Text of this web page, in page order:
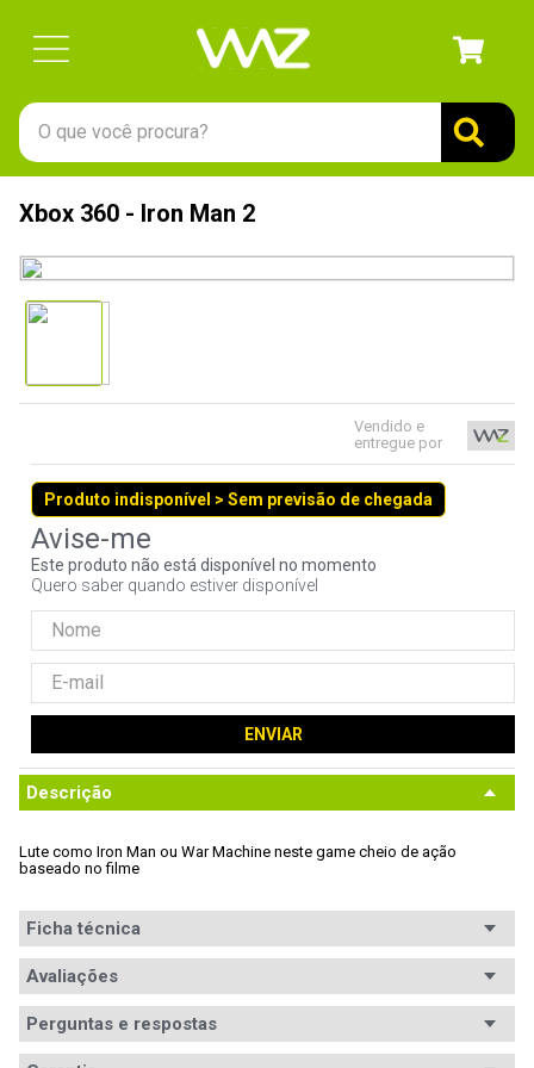
O que você procura?
Xbox 360 - Iron Man 2
Vendido e
entregue por
Produto indisponível > Sem previsão de chegada
Este produto não está disponível no momento
Quero saber quando estiver disponível
ENVIAR
Descrição
Lute como Iron Man ou War Machine neste game cheio de ação
baseado no filme
Ficha técnica
Ficha
Técnica
Código WAZ
97456
Compatível com 3D_filtro
Avaliações
Avaliações
Perguntas e respostas
1 º
7º
jonsbo
8º
controle
9º
noctua
fractal